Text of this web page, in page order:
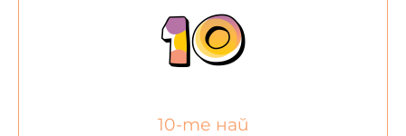
10-те най